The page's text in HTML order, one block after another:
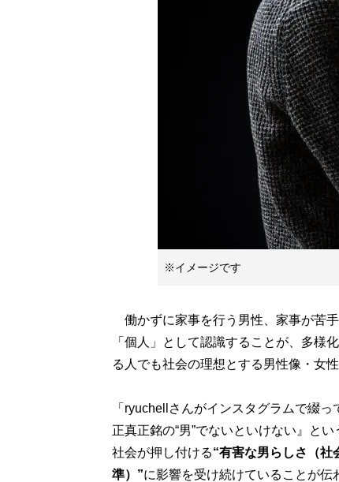
※イメージです
働かずに家事を行う男性、家事が苦
「個人」として認識することが、多様
る人でも社会の理想とする男性像・女
「ryuchellさんがインスタグラムで綴
正真正銘の“男”でないといけない』と
社会が押し付ける“有害な男らしさ（社
準）”に影響を受け続けていることが伝